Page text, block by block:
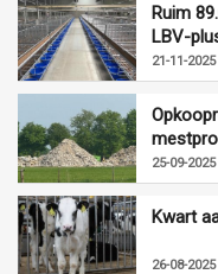
Ruim
LBV-
21-11-2025
25-09-2025
Kwart
26-08-2025